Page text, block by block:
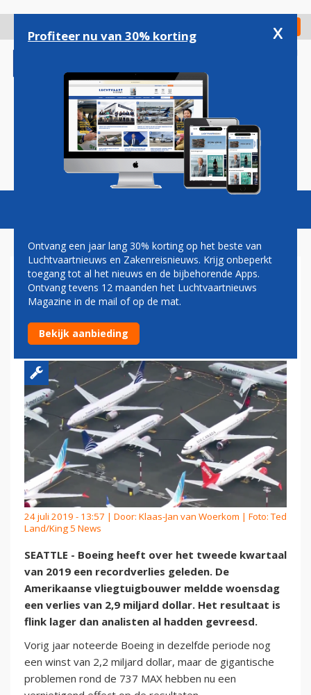
gaan
Check in
Magazine Podcasts Vacatures
RECORDVERLIES VOOR
BOEING DOOR PROBLEMEN
MET 737 MAX
24 juli 2019 - 13:57 | Door: Klaas-Jan van Woerkom | Foto: Ted
Land/King 5 News
SEATTLE - Boeing heeft over het tweede kwartaal
van 2019 een recordverlies geleden. De
Amerikaanse vliegtuigbouwer meldde woensdag
een verlies van 2,9 miljard dollar. Het resultaat is
flink lager dan analisten al hadden gevreesd.
Vorig jaar noteerde Boeing in dezelfde periode nog
een winst van 2,2 miljard dollar, maar de gigantische
problemen rond de 737 MAX hebben nu een
Profiteer nu van 30% korting x
Ontvang een jaar lang 30% korting op het beste van
Luchtvaartnieuws en Zakenreisnieuws. Krijg onbeperkt
toegang tot al het nieuws en de bijbehorende Apps.
Ontvang tevens 12 maanden het Luchtvaartnieuws
Magazine in de mail of op de mat.
Bekijk aanbieding